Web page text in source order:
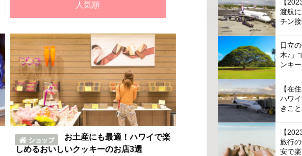
人気順
お土産にも最適！ハワイで楽
しめるおいしいクッキーのお店3選
【
渡航
チン接
日立
木♪」
ンキ
【在
ハワ
きこ
【
旅行
安で楽